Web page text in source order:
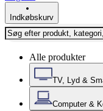
Indkøbskurv
Alle produkter
TV, Lyd &
Computer &